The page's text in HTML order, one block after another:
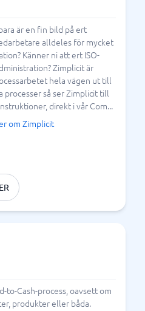
system direkt hos oss.
ut
är en fin bild på ert
alldeles för mycket
Känner ni att ert ISO-
Zimplicit är
hela vägen ut till
så ser Zimplicit till
direkt i vår Com...
om Zimplicit
to-Cash-process, oavsett om
produkter eller båda.